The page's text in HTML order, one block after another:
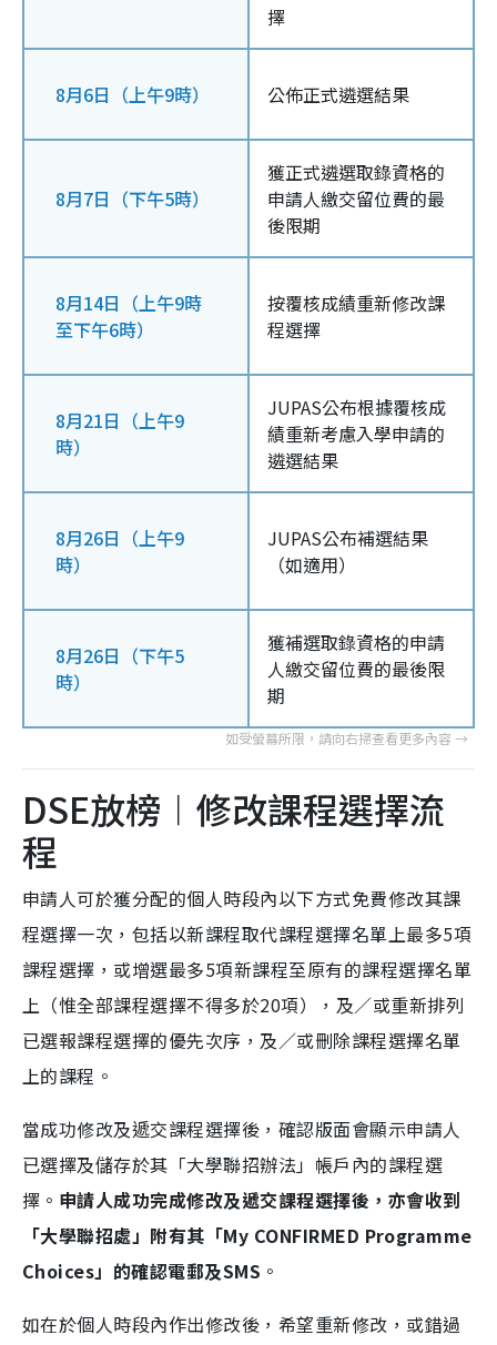
擇
8月6日（上午9時） 公佈正式遴選結果
8月7日（下午5時）
獲正式遴選取錄資格的
申請人繳交留位費的最
後限期
8月14日（上午9時
至下午6時）
按覆核成績重新修改課
程選擇
8月21日（上午9
時）
JUPAS公布根據覆核成
績重新考慮入學申請的
遴選結果
8月26日（上午9
時）
JUPAS公布補選結果
（如適用）
8月26日（下午5
時）
獲補選取錄資格的申請
人繳交留位費的最後限
期
DSE放榜︱修改課程選擇流
程
申請人可於獲分配的個人時段內以下方式免費修改其課
程選擇一次，包括以新課程取代課程選擇名單上最多5項
課程選擇，或增選最多5項新課程至原有的課程選擇名單
上（惟全部課程選擇不得多於20項），及／或重新排列
已選報課程選擇的優先次序，及／或刪除課程選擇名單
上的課程。
當成功修改及遞交課程選擇後，確認版面會顯示申請人
已選擇及儲存於其「大學聯招辦法」帳戶內的課程選
擇。 申請人成功完成修改及遞交課程選擇後，亦會收到
「大學聯招處」附有其「My CONFIRMED Programme
Choices」的確認電郵及SMS 。
如在於個人時段內作出修改後，希望重新修改，或錯過